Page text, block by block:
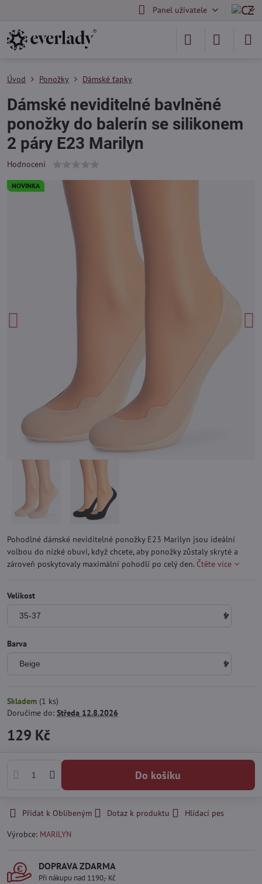
Panel uživatele
NOVINKA
Úvod Ponožky Dámské ťapky
Dámské neviditelné bavlněné
ponožky do balerín se silikonem
2 páry E23 Marilyn
Hodnocení
Pohodlné dámské neviditelné ponožky E23 Marilyn jsou ideální
volbou do nízké obuvi, když chcete, aby ponožky zůstaly skryté a
zároveň poskytovaly maximální pohodlí po celý den. Čtěte více
Velikost
Barva
Skladem (1 ks)
Doručíme do: Středa 12.8.2026
129 Kč
Do košíku
Přidat k Oblíbeným Dotaz k produktu
Hlídací pes
Výrobce: MARILYN
DOPRAVA ZDARMA
Při nákupu nad 1190,- Kč